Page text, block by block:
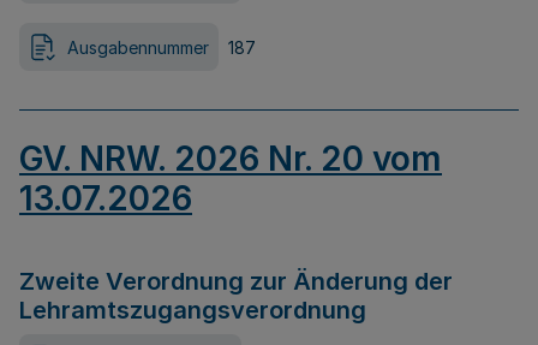
Ausgabennummer 187
GV. NRW. 2026 Nr. 20 vom
13.07.2026
Zweite Verordnung zur Änderung der
Lehramtszugangsverordnung